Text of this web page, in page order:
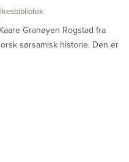
Granøyen Rogstad fra
sørsamisk historie. Den er